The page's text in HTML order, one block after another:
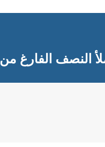
النصف الفارغ